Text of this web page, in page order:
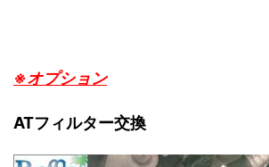
※オプション
ATフィルター交換